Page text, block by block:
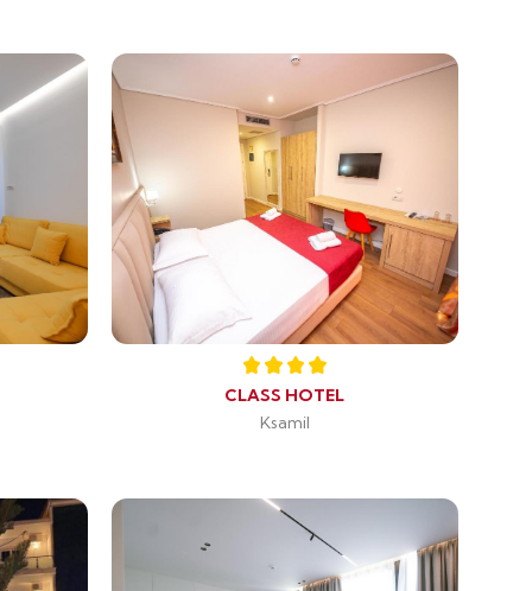
CLASS HOTEL
Ksamil